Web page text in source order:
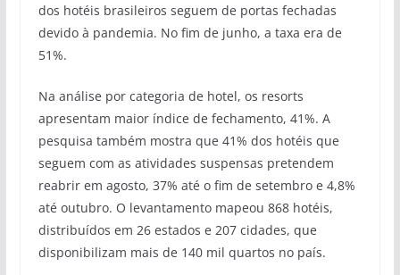
dos hotéis brasileiros seguem de portas fechadas
devido à pandemia. No fim de junho, a taxa era de
51%.
Na análise por categoria de hotel, os resorts
apresentam maior índice de fechamento, 41%. A
pesquisa também mostra que 41% dos hotéis que
seguem com as atividades suspensas pretendem
reabrir em agosto, 37% até o fim de setembro e 4,8%
até outubro. O levantamento mapeou 868 hotéis,
distribuídos em 26 estados e 207 cidades, que
disponibilizam mais de 140 mil quartos no país.